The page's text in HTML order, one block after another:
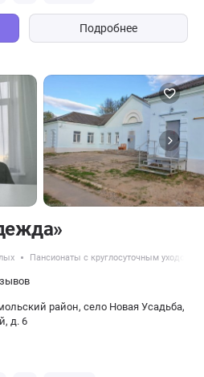
Подробнее
Пансионаты с круглосуточным уходом
район, село Новая Усадьба,
д. 6